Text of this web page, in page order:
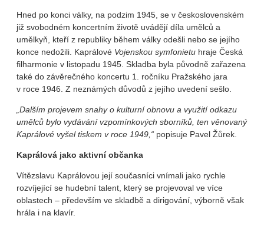
Hned po konci války, na podzim 1945, se v československém
již svobodném koncertním životě uvádějí díla umělců a
umělkyň, kteří z republiky během války odešli nebo se jejího
konce nedožili. Kaprálové Vojenskou symfonietu hraje Česká
filharmonie v listopadu 1945. Skladba byla původně zařazena
také do závěrečného koncertu 1. ročníku Pražského jara
v roce 1946. Z neznámých důvodů z jejího uvedení sešlo.
„Dalším projevem snahy o kulturní obnovu a využití odkazu
umělců bylo vydávání vzpomínkových sborníků, ten věnovaný
Kaprálové vyšel tiskem v roce 1949,“ popisuje Pavel Žůrek.
Kaprálová jako aktivní občanka
Vítězslavu Kaprálovou její současníci vnímali jako rychle
rozvíjející se hudební talent, který se projevoval ve více
oblastech – především ve skladbě a dirigování, výborně však
hrála i na klavír.